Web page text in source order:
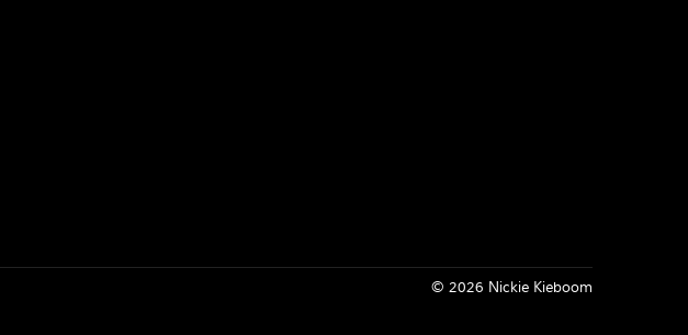
© 2026 Nickie Kieboom